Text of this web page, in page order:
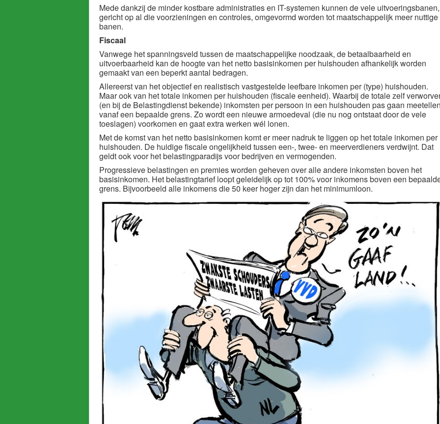
Mede dankzij de minder kostbare administraties en IT-systemen kunnen de vele uitvoeringsbanen,
gericht op al die voorzieningen en controles, omgevormd worden tot maatschappelijk meer nuttige
banen.
Fiscaal
Vanwege het spanningsveld tussen de maatschappelijke noodzaak, de betaalbaarheid en
uitvoerbaarheid kan de hoogte van het netto basisinkomen per huishouden afhankelijk worden
gemaakt van een beperkt aantal bedragen.
Allereerst van het objectief en realistisch vastgestelde leefbare inkomen per (type) huishouden.
Maar ook van het totale inkomen per huishouden (fiscale eenheid). Waarbij de totale zelf
(en bij de Belastingdienst bekende) inkomsten per persoon in een huishouden pas gaan
vanaf een bepaalde grens. Zo wordt een nieuwe armoedeval (die nu nog ontstaat door de vele
toeslagen) voorkomen en gaat extra werken wél lonen.
Met de komst van het netto basisinkomen komt er meer nadruk te liggen op het totale inkomen per
huishouden. De huidige fiscale ongelijkheid tussen een-, twee- en meerverdieners verdwijnt. Dat
geldt ook voor het belastingparadijs voor bedrijven en vermogenden.
Progressieve belastingen en premies worden geheven over alle andere inkomsten boven het
basisinkomen. Het belastingtarief loopt geleidelijk op tot 100% voor inkomens boven een
grens. Bijvoorbeeld alle inkomens die 50 keer hoger zijn dan het minimumloon.